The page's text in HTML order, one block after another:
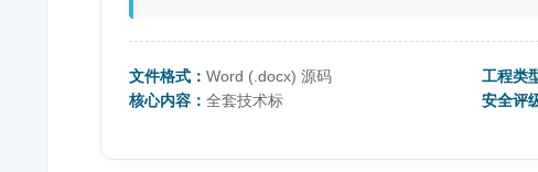
文件格式： Word (.docx) 源码 工程类
核心内容： 全套技术标 安全评